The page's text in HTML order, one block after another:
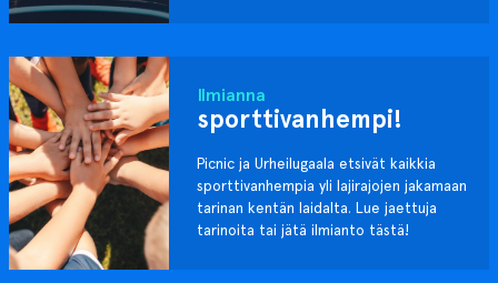
Ilmianna
sporttivanhempi!
Picnic ja Urheilugaala etsivät kaikkia
sporttivanhempia yli lajirajojen jakamaan
tarinan kentän laidalta. Lue jaettuja
tarinoita tai jätä ilmianto tästä!